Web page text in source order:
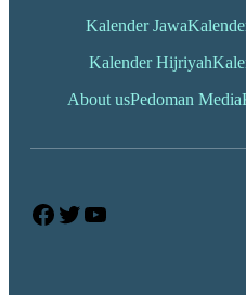
Kalender Jawa
Kalender Hijriyah
About usPedoman Media
Facebook
Twitter
YouTube